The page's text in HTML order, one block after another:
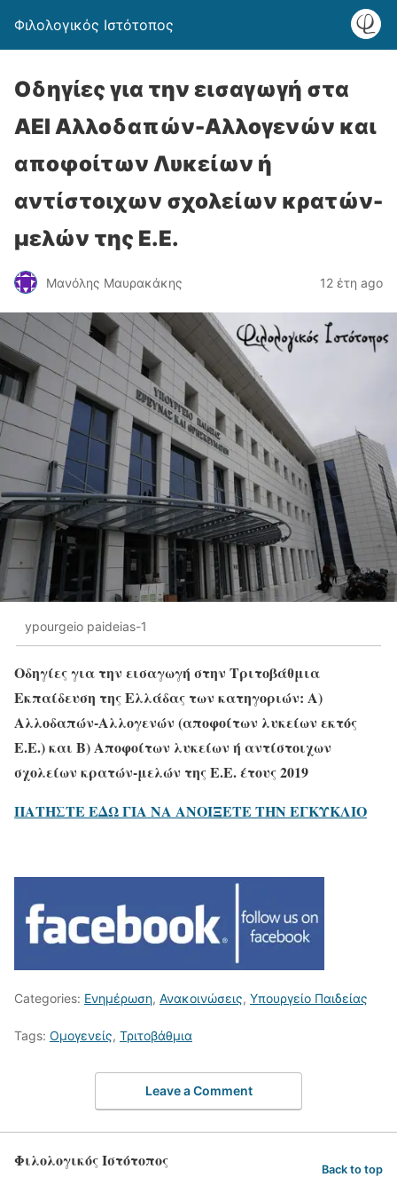
Φιλολογικός Ιστότοπος
Οδηγίες για την εισαγωγή στα
ΑΕΙ Αλλοδαπών-Αλλογενών και
αποφοίτων Λυκείων ή
αντίστοιχων σχολείων κρατών-
μελών της Ε.Ε.
Μανόλης Μαυρακάκης 12 έτη ago
ypourgeio paideias-1
Οδηγίες για την εισαγωγή στην Τριτοβάθμια
Εκπαίδευση της Ελλάδας των κατηγοριών: Α)
Αλλοδαπών-Αλλογενών (αποφοίτων λυκείων εκτός
Ε.Ε.) και Β) Αποφοίτων λυκείων ή αντίστοιχων
σχολείων κρατών-μελών της Ε.Ε. έτους 2019
ΠΑΤΗΣΤΕ ΕΔΩ ΓΙΑ ΝΑ ΑΝΟΙΞΕΤΕ ΤΗΝ ΕΓΚΥΚΛΙΟ
Categories: Ενημέρωση, Ανακοινώσεις, Υπουργείο Παιδείας
Tags: Ομογενείς, Τριτοβάθμια
Leave a Comment
Φιλολογικός Ιστότοπος Back to top